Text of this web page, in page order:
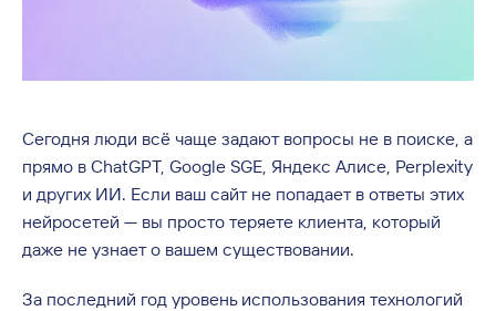
Сегодня люди всё чаще задают вопросы не в поиске, а
прямо в ChatGPT, Google SGE, Яндекс Алисе, Perplexity
и других ИИ. Если ваш сайт не попадает в ответы этих
нейросетей — вы просто теряете клиента, который
даже не узнает о вашем существовании.
За последний год уровень использования технологий